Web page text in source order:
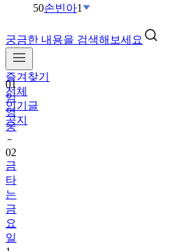
50손빈아1
궁금한 내용을 검색해보세요
즐겨찾기
전체
인기글
공지
01
임
영
웅
02
금
타
는
금
요
일